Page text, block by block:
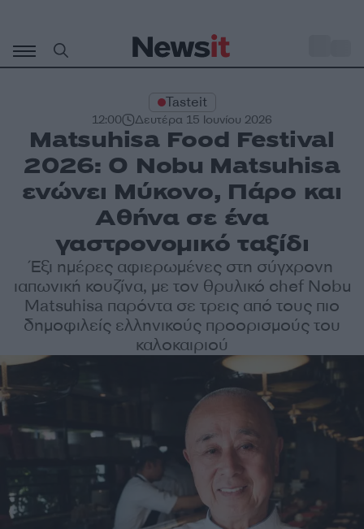
περιεχόμενο
Tasteit
12:00 Δευτέρα 15 Ιουνίου 2026
Matsuhisa Food Festival
2026: Ο Nobu Matsuhisa
ενώνει Μύκονο, Πάρο και
Αθήνα σε ένα
γαστρονομικό ταξίδι
Έξι ημέρες αφιερωμένες στη σύγχρονη
ιαπωνική κουζίνα, με τον θρυλικό chef Nobu
Matsuhisa παρόντα σε τρεις από τους πιο
δημοφιλείς ελληνικούς προορισμούς του
καλοκαιριού